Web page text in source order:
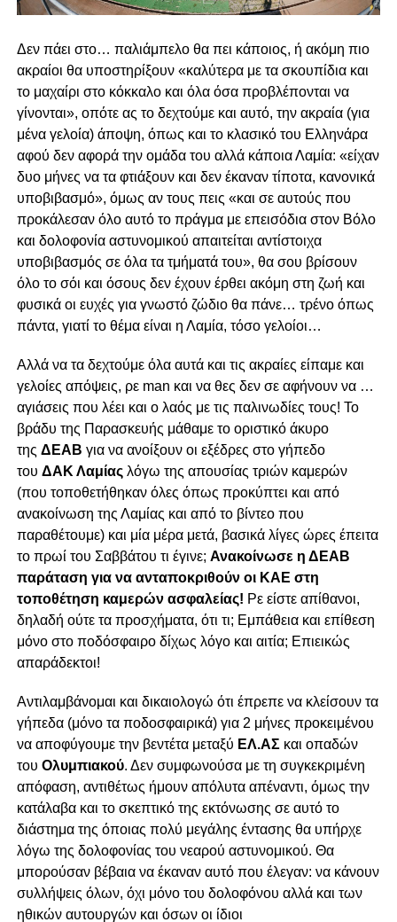
Δεν πάει στο… παλιάμπελο θα πει κάποιος, ή ακόμη πιο
ακραίοι θα υποστηρίξουν «καλύτερα με τα σκουπίδια και
το μαχαίρι στο κόκκαλο και όλα όσα προβλέπονται να
γίνονται», οπότε ας το δεχτούμε και αυτό, την ακραία (για
μένα γελοία) άποψη, όπως και το κλασικό του Ελληνάρα
αφού δεν αφορά την ομάδα του αλλά κάποια Λαμία: «είχαν
δυο μήνες να τα φτιάξουν και δεν έκαναν τίποτα, κανονικά
υποβιβασμό», όμως αν τους πεις «και σε αυτούς που
προκάλεσαν όλο αυτό το πράγμα με επεισόδια στον Βόλο
και δολοφονία αστυνομικού απαιτείται αντίστοιχα
υποβιβασμός σε όλα τα τμήματά του», θα σου βρίσουν
όλο το σόι και όσους δεν έχουν έρθει ακόμη στη ζωή και
φυσικά οι ευχές για γνωστό ζώδιο θα πάνε… τρένο όπως
πάντα, γιατί το θέμα είναι η Λαμία, τόσο γελοίοι…
Αλλά να τα δεχτούμε όλα αυτά και τις ακραίες είπαμε και
γελοίες απόψεις, ρε man και να θες δεν σε αφήνουν να …
αγιάσεις που λέει και ο λαός με τις παλινωδίες τους! Το
βράδυ της Παρασκευής μάθαμε το οριστικό άκυρο
της ΔΕΑΒ για να ανοίξουν οι εξέδρες στο γήπεδο
του ΔΑΚ Λαμίαςλόγω της απουσίας τριών καμερών
(που τοποθετήθηκαν όλες όπως προκύπτει και από
ανακοίνωση της Λαμίας και από το βίντεο που
παραθέτουμε) και μία μέρα μετά, βασικά λίγες ώρες έπειτα
το πρωί του Σαββάτου τι έγινε; Ανακοίνωσε η ΔΕΑΒ
παράταση για να ανταποκριθούν οι ΚΑΕ στη
τοποθέτηση καμερών ασφαλείας! Ρε είστε απίθανοι,
δηλαδή ούτε τα προσχήματα, ότι τι; Εμπάθεια και επίθεση
μόνο στο ποδόσφαιρο δίχως λόγο και αιτία; Επιεικώς
απαράδεκτοι!
Αντιλαμβάνομαι και δικαιολογώ ότι έπρεπε να κλείσουν τα
γήπεδα (μόνο τα ποδοσφαιρικά) για 2 μήνες προκειμένου
να αποφύγουμε την βεντέτα μεταξύ ΕΛ.ΑΣκαι οπαδών
του Ολυμπιακού. Δεν συμφωνούσα με τη συγκεκριμένη
απόφαση, αντιθέτως ήμουν απόλυτα απέναντι, όμως την
κατάλαβα και το σκεπτικό της εκτόνωσης σε αυτό το
διάστημα της όποιας πολύ μεγάλης έντασης θα υπήρχε
λόγω της δολοφονίας του νεαρού αστυνομικού. Θα
μπορούσαν βέβαια να έκαναν αυτό που έλεγαν: να κάνουν
συλλήψεις όλων, όχι μόνο του δολοφόνου αλλά και των
ηθικών αυτουργών και όσων οι ίδιοι